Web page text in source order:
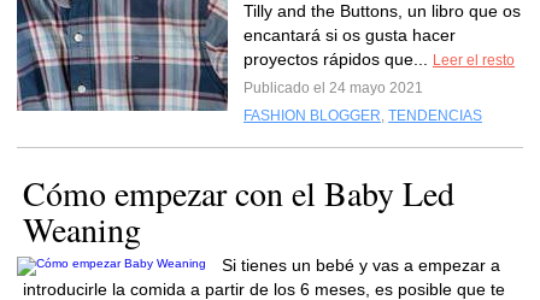
Tilly and the Buttons, un libro que os
encantará si os gusta hacer
proyectos rápidos que...
Leer el resto
Publicado el 24 mayo 2021
FASHION BLOGGER, TENDENCIAS
Cómo empezar con el Baby Led
Weaning
Si tienes un bebé y vas a empezar a
introducirle la comida a partir de los 6 meses, es posible que te